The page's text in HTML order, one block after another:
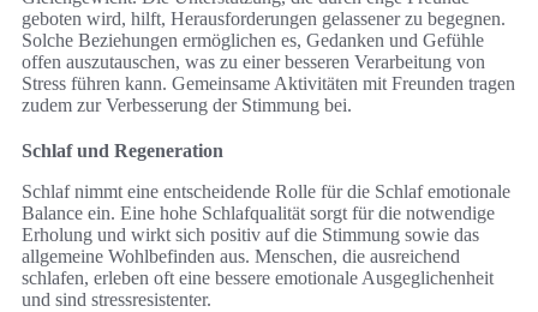
geboten wird, hilft, Herausforderungen gelassener zu begegnen.
Solche Beziehungen ermöglichen es, Gedanken und Gefühle
offen auszutauschen, was zu einer besseren Verarbeitung von
Stress führen kann. Gemeinsame Aktivitäten mit Freunden tragen
zudem zur Verbesserung der Stimmung bei.
Schlaf und Regeneration
Schlaf nimmt eine entscheidende Rolle für die Schlaf emotionale
Balance ein. Eine hohe Schlafqualität sorgt für die notwendige
Erholung und wirkt sich positiv auf die Stimmung sowie das
allgemeine Wohlbefinden aus. Menschen, die ausreichend
schlafen, erleben oft eine bessere emotionale Ausgeglichenheit
und sind stressresistenter.